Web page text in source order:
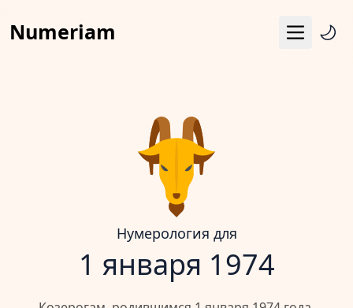
Numeriam Меню
Матрица судьбы
Гороскоп
Календарь
Нумерология для
1 января 1974